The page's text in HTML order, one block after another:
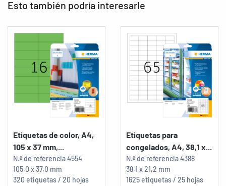
Esto también podría interesarle
Etiquetas de color, A4,
105 x 37 mm,...
N.º de referencia4554
105,0 x 37,0 mm
320 etiquetas / 20 hojas
Etiquetas para
congelados, A4, 38,1 x...
N.º de referencia4388
38,1 x 21,2 mm
1625 etiquetas / 25 hojas